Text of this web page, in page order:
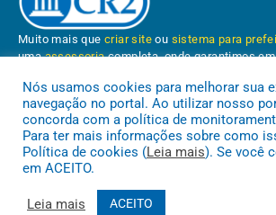
Muito mais quecriar site ou sistema para
umaassessoriacompleta, onde garantimos
Conheça oPNTP e oRadar da Transparência
Nós usamos cookies para melhorar sua
navegação no portal. Ao utilizar nosso
concorda com a política de
Para ter mais informações sobre como
Política de cookies (Leia mais). Se você
em ACEITO.
Leia mais ACEITO